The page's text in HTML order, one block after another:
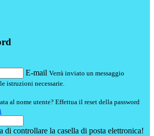
E-mail Verrà inviato un messaggio
istruzioni necessarie.
al nome utente? Effettua il reset della password
di controllare la casella di posta elettronica!